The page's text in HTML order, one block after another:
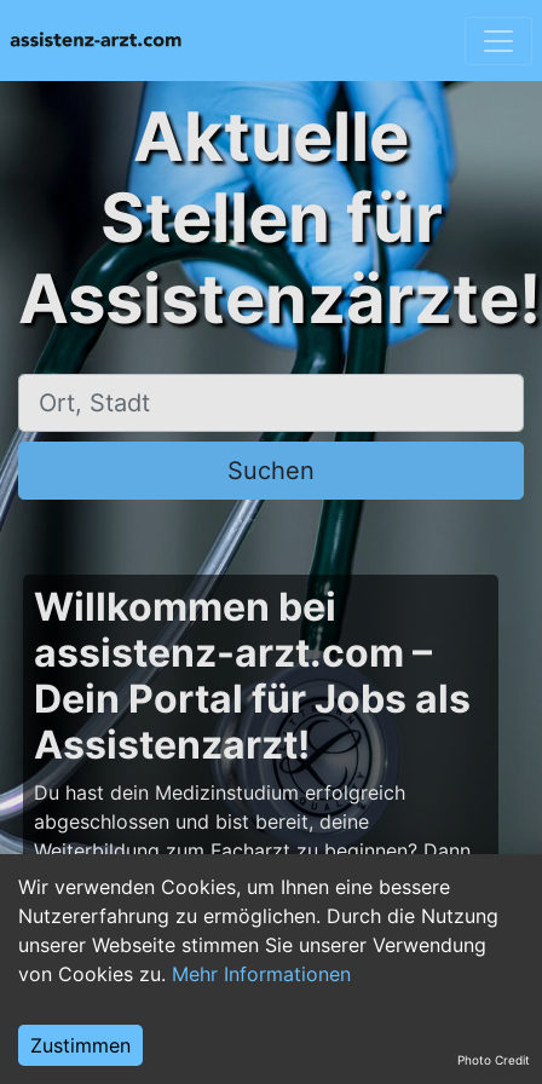
Wir verwenden Cookies, um Ihnen eine bessere
Nutzererfahrung zu ermöglichen. Durch die Nutzung
unserer Webseite stimmen Sie unserer Verwendung
von Cookies zu. Mehr Informationen
Zustimmen
Aktuelle
Stellen für
Assistenzärzte!
Ort, Stadt
Suchen
Willkommen bei
assistenz-arzt.com –
Dein Portal für Jobs als
Assistenzarzt!
Du hast dein Medizinstudium erfolgreich
abgeschlossen und bist bereit, deine
Weiterbildung zum Facharzt zu beginnen? Dann
bist du aufassistenz-arzt.comgenau richtig!
Hier findest du zahlreiche Stellenangebote für
Assistenzärzte in allen Fachrichtungen – von der
Inneren Medizin über die Chirurgie bis hin zur
deine Karriere im Arztberuf und finde die
passende Klinik oder Praxis für deinen nächstenPhoto Credit